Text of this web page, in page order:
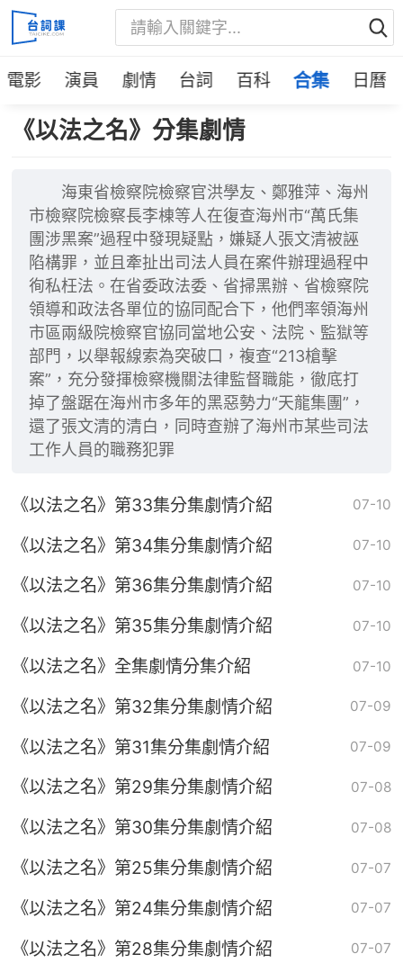
電影 演員 劇情 台詞 百科 合集 日曆
《以法之名》分集劇情
海東省檢察院檢察官洪學友、鄭雅萍、海州
市檢察院檢察長李棟等人在復查海州市“萬氏集
團涉黑案”過程中發現疑點，嫌疑人張文清被誣
陷構罪，並且牽扯出司法人員在案件辦理過程中
徇私枉法。在省委政法委、省掃黑辦、省檢察院
領導和政法各單位的協同配合下，他們率領海州
市區兩級院檢察官協同當地公安、法院、監獄等
部門，以舉報線索為突破口，複查“213槍擊
案”，充分發揮檢察機關法律監督職能，徹底打
掉了盤踞在海州市多年的黑惡勢力“天龍集團”，
還了張文清的清白，同時查辦了海州市某些司法
工作人員的職務犯罪
《以法之名》第33集分集劇情介紹 07-10
《以法之名》第34集分集劇情介紹 07-10
《以法之名》第36集分集劇情介紹 07-10
《以法之名》第35集分集劇情介紹 07-10
《以法之名》全集劇情分集介紹 07-10
《以法之名》第32集分集劇情介紹 07-09
《以法之名》第31集分集劇情介紹 07-09
《以法之名》第29集分集劇情介紹 07-08
《以法之名》第30集分集劇情介紹 07-08
《以法之名》第25集分集劇情介紹 07-07
《以法之名》第24集分集劇情介紹 07-07
《以法之名》第28集分集劇情介紹 07-07